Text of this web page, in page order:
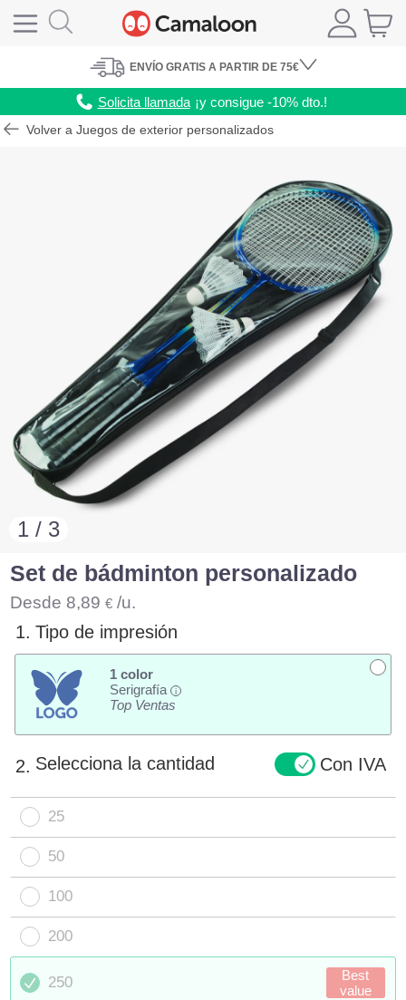
ENVÍO GRATIS A PARTIR DE 75€
Solicita llamada ¡y consigue -10% dto.!
Volver a Juegos de exterior personalizados
1 / 3
Set de bádminton personalizado
Desde 8,89 € /u.
1. Tipo de impresión
1 color
Serigrafía
i
Top Ventas
2. Selecciona la cantidad Con IVA
25
50
100
200
250
Best
value